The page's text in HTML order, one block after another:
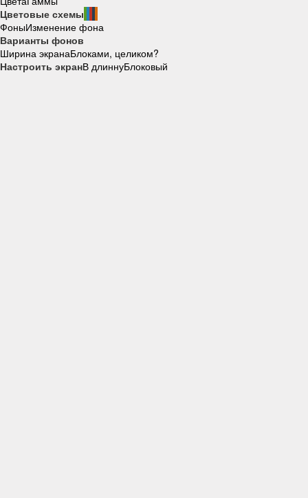
Цветовые схемы
ФоныИзменение фона
Варианты фонов
Ширина экранаБлоками, целиком?
Настроить экранВ длиннуБлоковый